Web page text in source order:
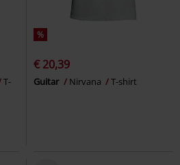
T-
%
€ 20,39
Guitar Nirvana T-shirt